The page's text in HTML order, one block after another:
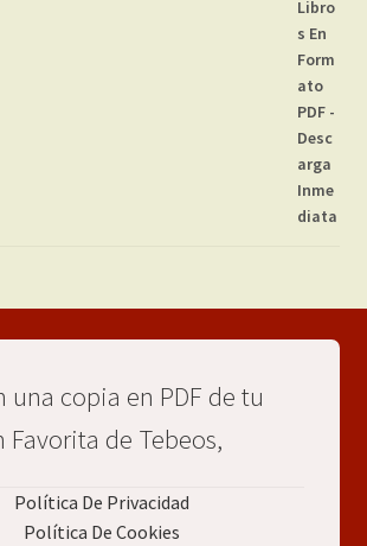
una copia en PDF de tu
Favorita de Tebeos,
Política De Privacidad
Política De Cookies